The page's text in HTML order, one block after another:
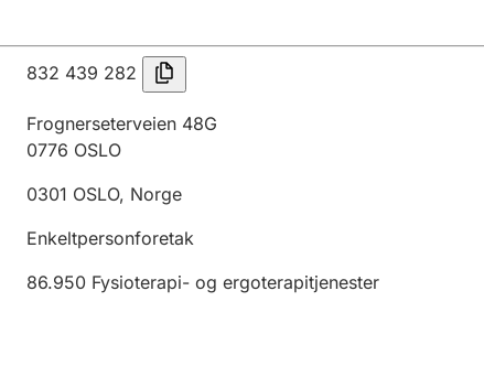
832 439 282
Frognerseterveien 48G
0776 OSLO
0301 OSLO, Norge
Enkeltpersonforetak
86.950 Fysioterapi- og ergoterapitjenester